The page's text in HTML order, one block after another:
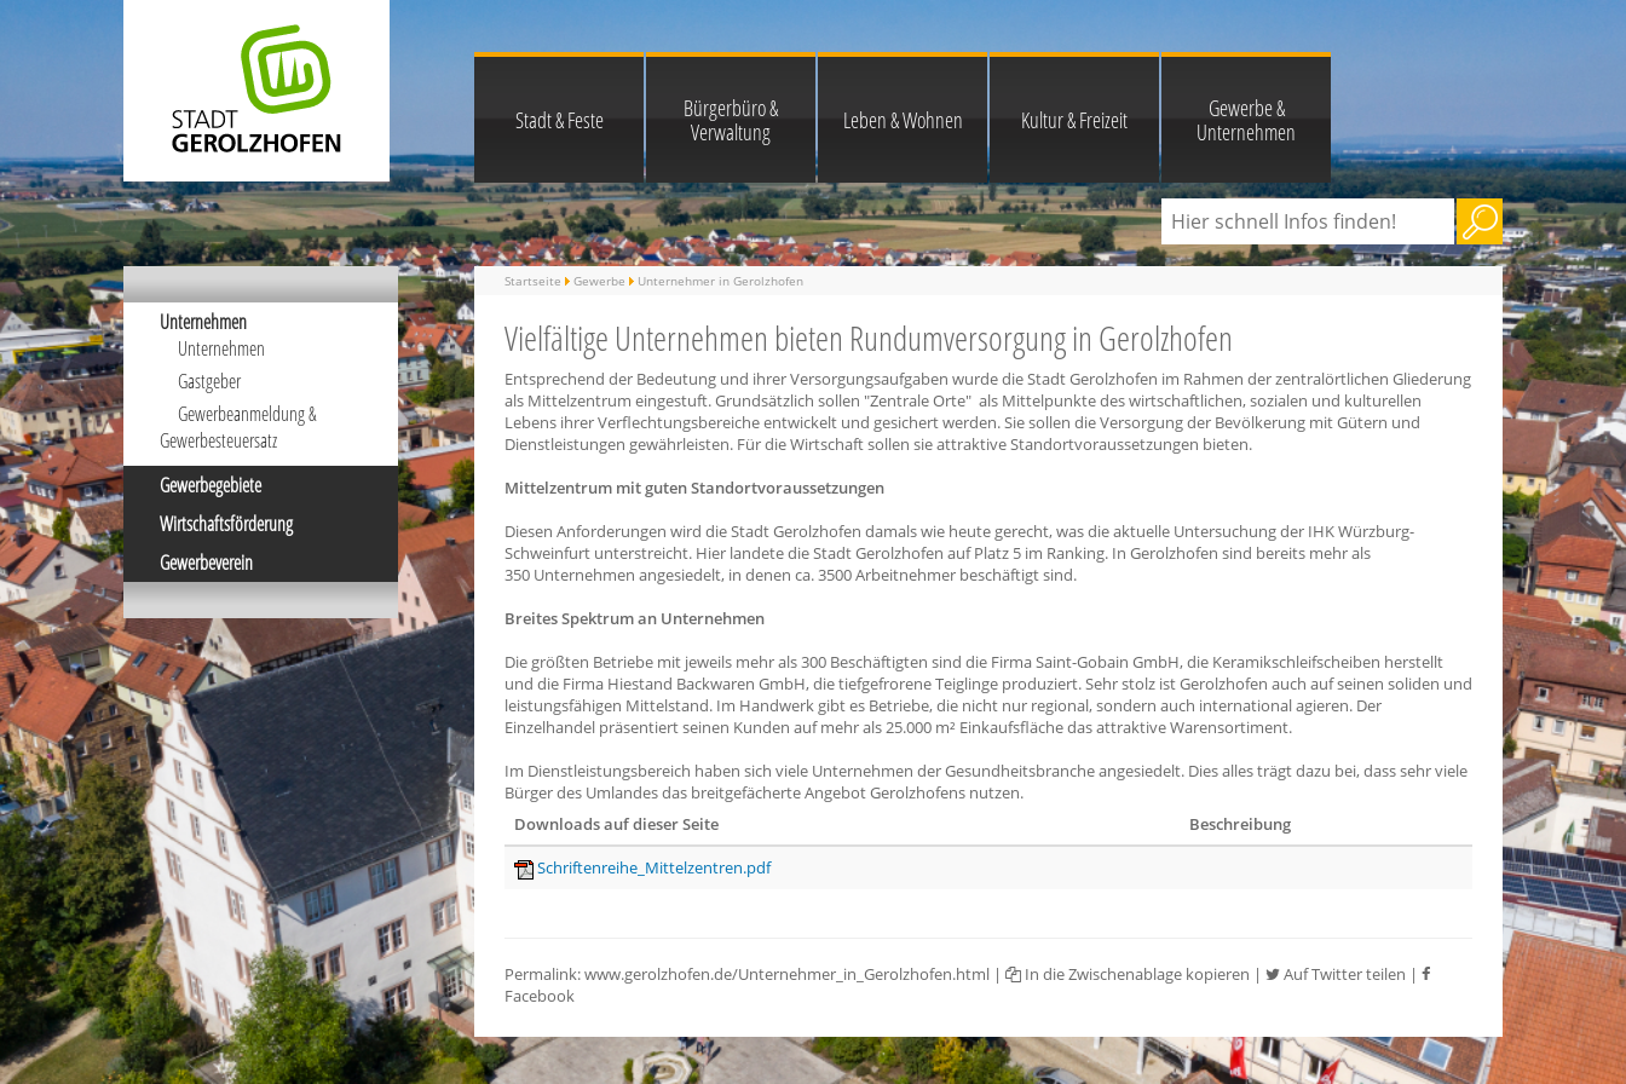
Stadt & Feste
Bürgerbüro &
Verwaltung
Leben & Wohnen Kultur & Freizeit
Gewerbe &
Unternehmen
Unternehmen
Unternehmen
Gastgeber
Gewerbeanmeldung &
Gewerbesteuersatz
Gewerbegebiete
Wirtschaftsförderung
Gewerbeverein
Startseite Gewerbe Unternehmer in Gerolzhofen
Vielfältige Unternehmen bieten Rundumversorgung in Gerolzhofen
Entsprechend der Bedeutung und ihrer Versorgungsaufgaben wurde die Stadt Gerolzhofen im Rahmen der zentralörtlichen Gliederung
als Mittelzentrum eingestuft. Grundsätzlich sollen "Zentrale Orte" als Mittelpunkte des wirtschaftlichen, sozialen und kulturellen
Lebens ihrer Verflechtungsbereiche entwickelt und gesichert werden. Sie sollen die Versorgung der Bevölkerung mit Gütern und
Dienstleistungen gewährleisten. Für die Wirtschaft sollen sie attraktive Standortvoraussetzungen bieten.
Mittelzentrum mit guten Standortvoraussetzungen
Diesen Anforderungen wird die Stadt Gerolzhofen damals wie heute gerecht, was die aktuelle Untersuchung der IHK Würzburg-
Schweinfurt unterstreicht. Hier landete die Stadt Gerolzhofen auf Platz 5 im Ranking. In Gerolzhofen sind bereits mehr als
350 Unternehmen angesiedelt, in denen ca. 3500 Arbeitnehmer beschäftigt sind.
Breites Spektrum an Unternehmen
Die größten Betriebe mit jeweils mehr als 300 Beschäftigten sind die Firma Saint-Gobain GmbH, die Keramikschleifscheiben herstellt
und die Firma Hiestand Backwaren GmbH, die tiefgefrorene Teiglinge produziert. Sehr stolz ist Gerolzhofen auch auf seinen soliden und
leistungsfähigen Mittelstand. Im Handwerk gibt es Betriebe, die nicht nur regional, sondern auch international agieren. Der
Einzelhandel präsentiert seinen Kunden auf mehr als 25.000 m² Einkaufsfläche das attraktive Warensortiment.
Im Dienstleistungsbereich haben sich viele Unternehmen der Gesundheitsbranche angesiedelt. Dies alles trägt dazu bei, dass sehr viele
Bürger des Umlandes das breitgefächerte Angebot Gerolzhofens nutzen.
Downloads auf dieser Seite
Beschreibung
Schriftenreihe_Mittelzentren.pdf
Permalink:www.gerolzhofen.de/Unternehmer_in_Gerolzhofen.html | In die Zwischenablage kopieren | Auf Twitter teilen |
Facebook